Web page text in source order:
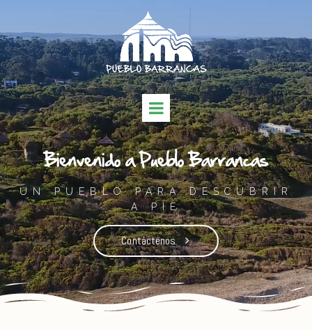
Bienvenido a Pueblo Barrancas
UN PUEBLO PARA DESCUBRIR
A PIE
Contáctenos